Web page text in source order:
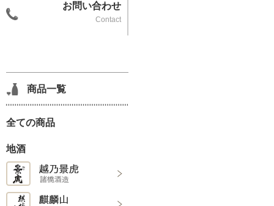
お問い合わせ
Contact
商品一覧
全ての商品
地酒